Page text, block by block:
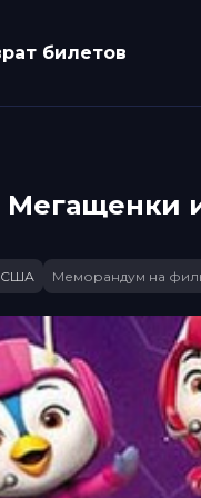
билетов
США Меморандум на